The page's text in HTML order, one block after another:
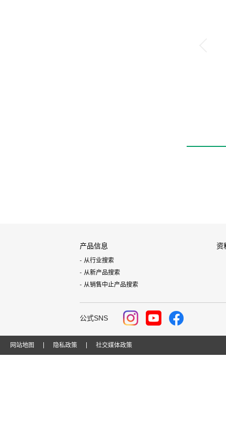
产品信息
从行业搜索
从新产品搜索
从销售中止产品搜索
资
公式SNS
网站地图 隐私政策 社交媒体政策